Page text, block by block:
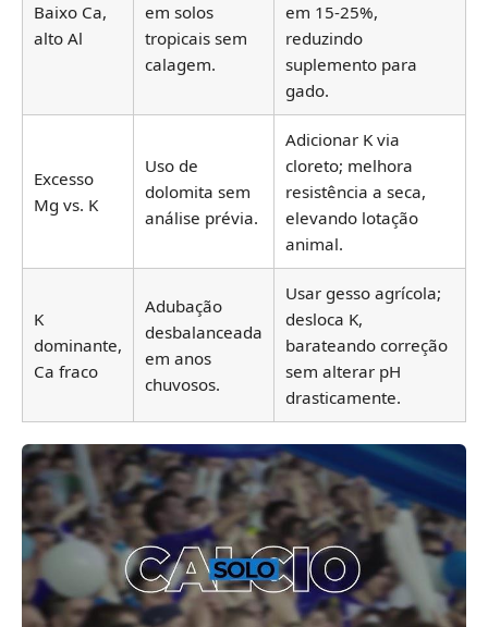
Baixo Ca,
alto Al
em solos
tropicais sem
calagem.
em 15-25%,
reduzindo
suplemento para
gado.
Excesso
Mg vs. K
Uso de
dolomita sem
análise prévia.
Adicionar K via
cloreto; melhora
resistência a seca,
elevando lotação
animal.
K
dominante,
Ca fraco
Adubação
desbalanceada
em anos
chuvosos.
Usar gesso agrícola;
desloca K,
barateando correção
sem alterar pH
drasticamente.